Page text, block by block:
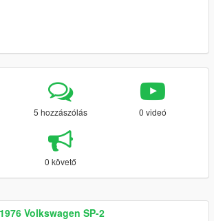
5 hozzászólás 0 videó
0 követő
1976 Volkswagen SP-2